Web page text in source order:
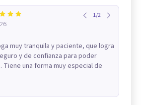
1/2
muy tranquila y paciente, que logra
y de confianza para poder
Tiene una forma muy especial de